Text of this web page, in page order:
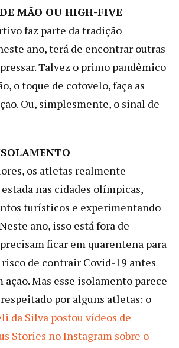
MÃO OU HIGH-FIVE
faz parte da tradição
ano, terá de encontrar outras
Talvez o primo pandêmico
o toque de cotovelo, faça as
Ou, simplesmente, o sinal de
os atletas realmente
nas cidades olímpicas,
turísticos e experimentando
ano, isso está fora de
ficar em quarentena para
de contrair Covid-19 antes
Mas esse isolamento parece
por alguns atletas: o
da Silva postou vídeos de
Stories no Instagram sobre o